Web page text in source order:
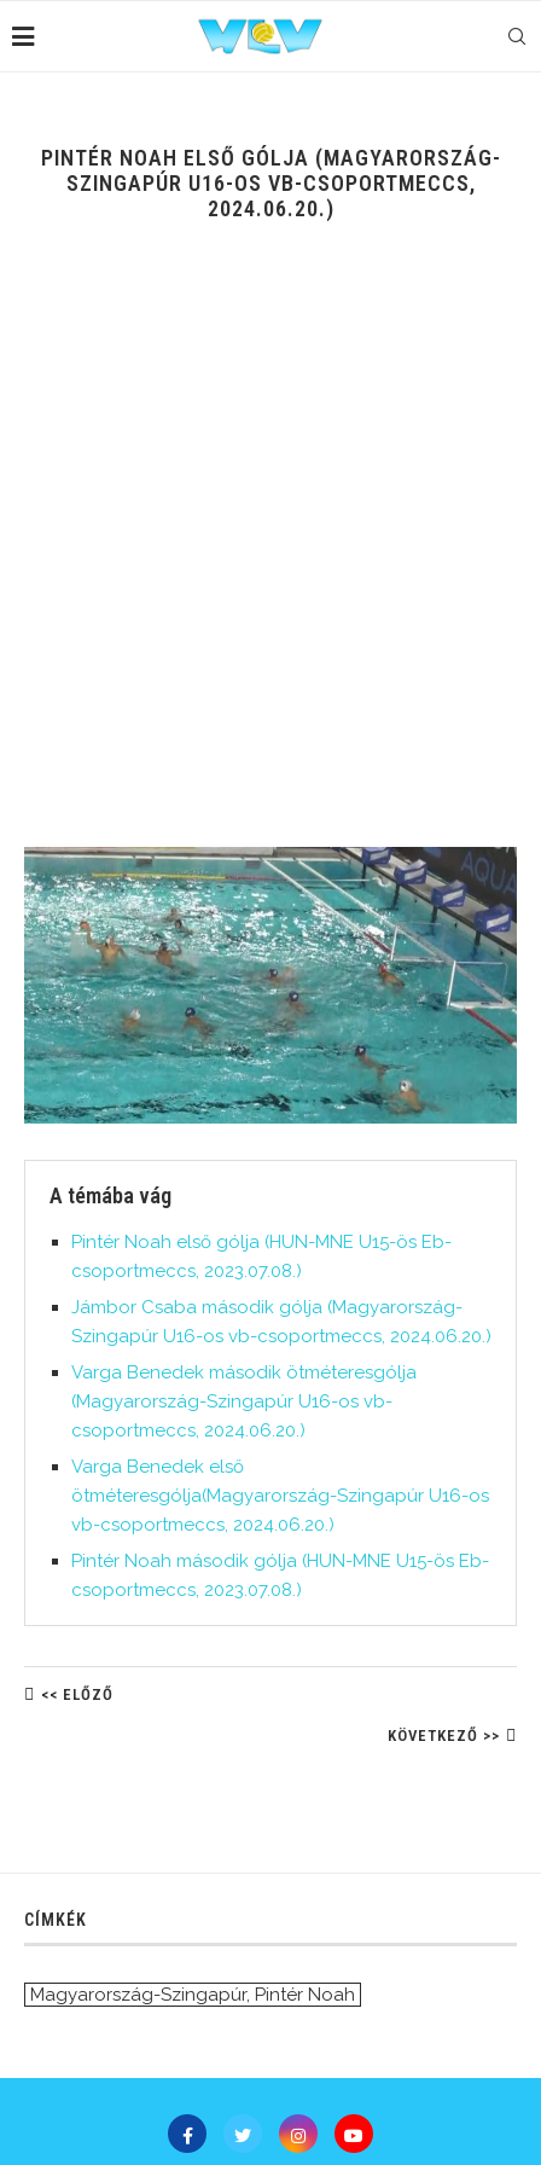
PINTÉR NOAH ELSŐ GÓLJA (MAGYARORSZÁG-
SZINGAPÚR U16-OS VB-CSOPORTMECCS,
2024.06.20.)
A témába vág
Pintér Noah első gólja (HUN-MNE U15-ös Eb-
csoportmeccs, 2023.07.08.)
Jámbor Csaba második gólja (Magyarország-
Szingapúr U16-os vb-csoportmeccs, 2024.06.20.)
Varga Benedek második ötméteresgólja
(Magyarország-Szingapúr U16-os vb-
csoportmeccs, 2024.06.20.)
Varga Benedek első
ötméteresgólja(Magyarország-Szingapúr U16-os
vb-csoportmeccs, 2024.06.20.)
Pintér Noah második gólja (HUN-MNE U15-ös Eb-
csoportmeccs, 2023.07.08.)
<< ELŐZŐ
KÖVETKEZŐ >>
CÍMKÉK
Magyarország-Szingapúr, Pintér Noah